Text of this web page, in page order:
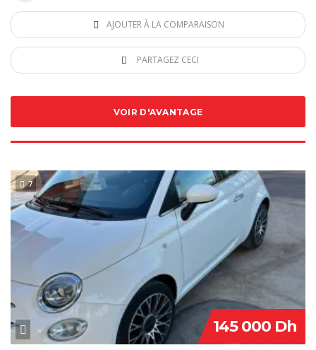
AJOUTER À LA COMPARAISON
PARTAGEZ CECI
VOIR D'AVANTAGE
7 VENDU
145 000 Dh